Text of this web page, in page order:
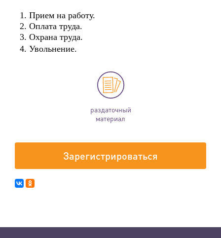
1. Прием на работу.
2. Оплата труда.
3. Охрана труда.
4. Увольнение.
раздаточный
материал
Зарегистрироваться